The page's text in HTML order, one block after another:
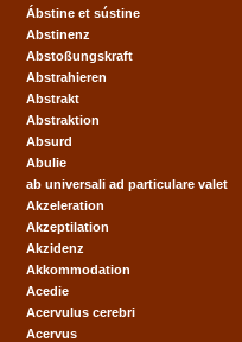
Ábstine et sústine
Abstinenz
Abstoßungskraft
Abstrahieren
Abstrakt
Abstraktion
Absurd
Abulie
ab universali ad particulare valet
Akzeleration
Akzeptilation
Akzidenz
Akkommodation
Acedie
Acervulus cerebri
Acervus